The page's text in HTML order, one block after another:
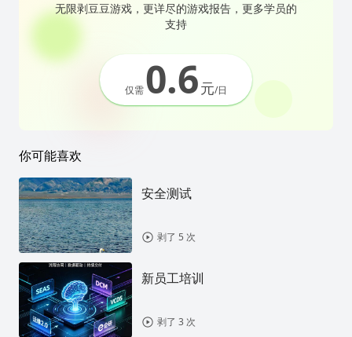
无限剥豆豆游戏，更详尽的游戏报告，更多学员的
支持
仅需0.6元/日
你可能喜欢
安全测试
剥了 5 次
新员工培训
剥了 3 次